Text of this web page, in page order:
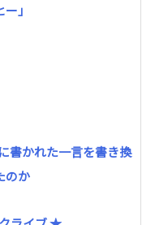
」
書かれた一言を書き換
のか